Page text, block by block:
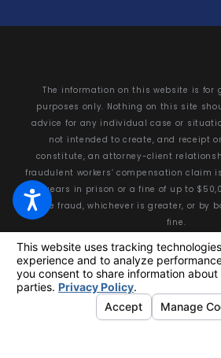
The information on this website is for
purposes only. Nothing on this site
advice for any individual case or
not intended to create, and receipt
constitute, an attorney-client
fraudulent workers’ compensation claim
to 5 years in prison or a fine of up to
of the fraud, whichever is greater, or by
fine.
© 2026 All Rights Reserved.Your
Site Map
Privacy